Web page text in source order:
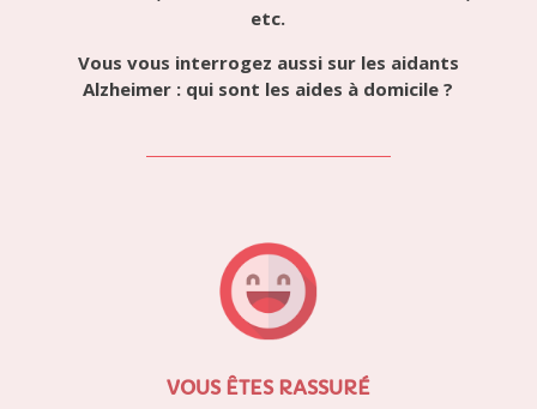
etc.
Vous vous interrogez aussi sur les aidants
Alzheimer : qui sont les aides à domicile ?
VOUS ÊTES RASSURÉ